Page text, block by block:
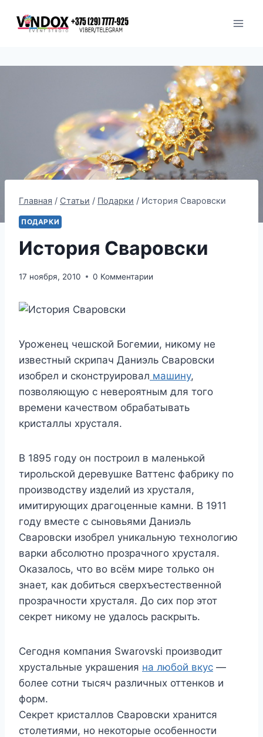
Главная / Статьи / Подарки / История Сваровски
ПОДАРКИ
История Сваровски
17 ноября, 2010 0 Комментарии
Уроженец чешской Богемии, никому не
известный скрипач Даниэль Сваровски
изобрел и сконструировал машину,
позволяющую с невероятным для того
времени качеством обрабатывать
кристаллы хрусталя.
В 1895 году он построил в маленькой
тирольской деревушке Ваттенс фабрику по
производству изделий из хрусталя,
имитирующих драгоценные камни. В 1911
году вместе с сыновьями Даниэль
Сваровски изобрел уникальную технологию
варки абсолютно прозрачного хрусталя.
Оказалось, что во всём мире только он
знает, как добиться сверхъестественной
прозрачности хрусталя. До сих пор этот
секрет никому не удалось раскрыть.
Сегодня компания Swarovski производит
хрустальные украшения на любой вкус —
более сотни тысяч различных оттенков и
форм.
Секрет кристаллов Сваровски хранится
столетиями, но некоторые особенности